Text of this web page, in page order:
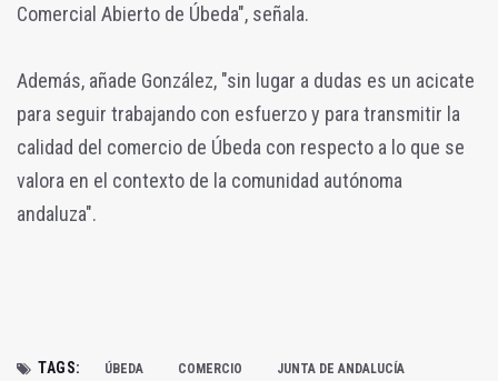
Comercial Abierto de Úbeda", señala.
Además, añade González, "sin lugar a dudas es un acicate
para seguir trabajando con esfuerzo y para transmitir la
calidad del comercio de Úbeda con respecto a lo que se
valora en el contexto de la comunidad autónoma
andaluza".
TAGS: ÚBEDA COMERCIO JUNTA DE ANDALUCÍA